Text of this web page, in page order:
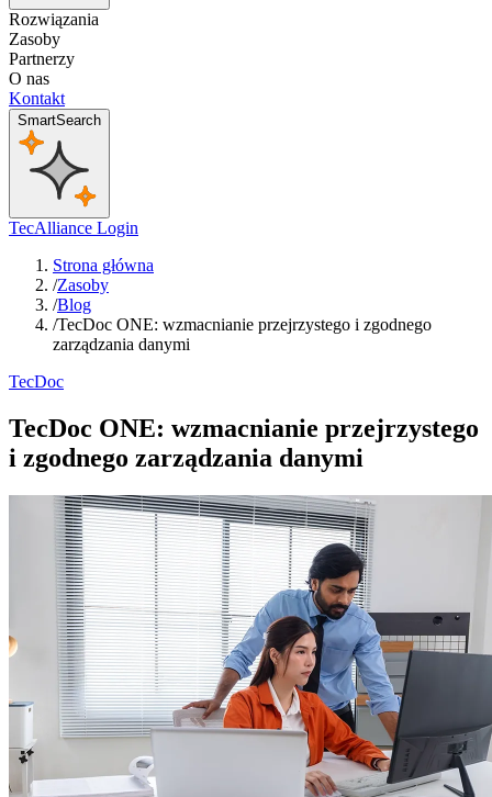
Rozwiązania
Zasoby
Partnerzy
O nas
Kontakt
SmartSearch
TecAlliance Login
Strona główna
/Zasoby
/Blog
/TecDoc ONE: wzmacnianie przejrzystego i zgodnego
zarządzania danymi
TecDoc
TecDoc ONE: wzmacnianie przejrzystego
i zgodnego zarządzania danymi